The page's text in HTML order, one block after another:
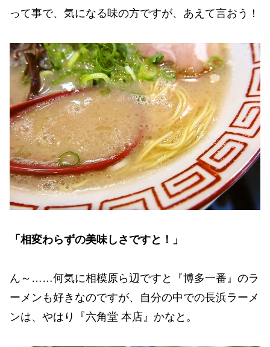
って事で、気になる味の方ですが、あえて言おう！
「相変わらずの美味しさですと！」
ん～……何気に相模原ら辺ですと『博多一番』のラ
ーメンも好きなのですが、自分の中での長浜ラーメ
ンは、やはり『六角堂 本店』かなと。